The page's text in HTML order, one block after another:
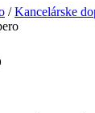
/Kancelárske